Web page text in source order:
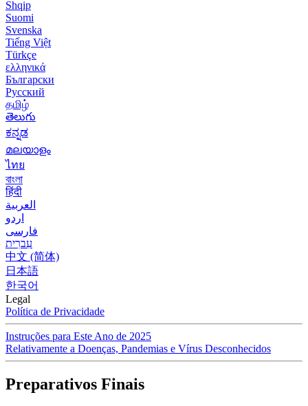
Shqip
Suomi
Svenska
Tiếng Việt
Türkçe
ελληνικά
Български
Русский
தமிழ்
తెలుగు
ಕನ್ನಡ
മലയാളം
ไทย
বাংলা
हिंदी
العربية
اردو
فارسی
עִברִית
中文 (简体)
日本語
한국어
Legal
Política de Privacidade
Instruções para Este Ano de 2025
Relativamente a Doenças, Pandemias e Vírus Desconhecidos
Preparativos Finais